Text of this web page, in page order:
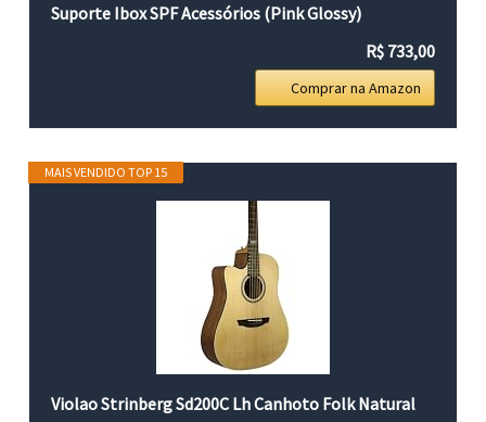
Suporte Ibox SPF Acessórios (Pink Glossy)
R$ 733,00
Comprar na Amazon
MAIS VENDIDO TOP 15
Violao Strinberg Sd200C Lh Canhoto Folk Natural